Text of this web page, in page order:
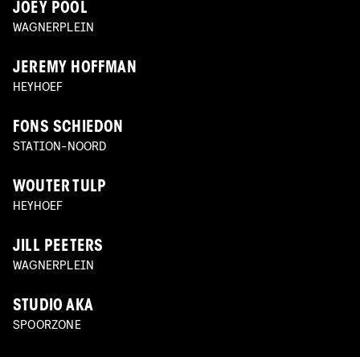
JOEY POOL
WAGNERPLEIN
JEREMY HOFFMAN
HEYHOEF
FONS SCHIEDON
STATION-NOORD
WOUTER TULP
HEYHOEF
JILL PEETERS
WAGNERPLEIN
STUDIO AKA
SPOORZONE